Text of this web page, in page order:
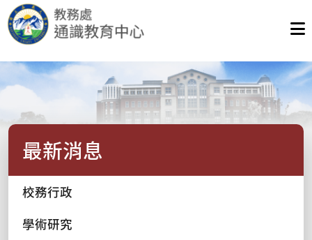
最新消息
校務行政
學術研究